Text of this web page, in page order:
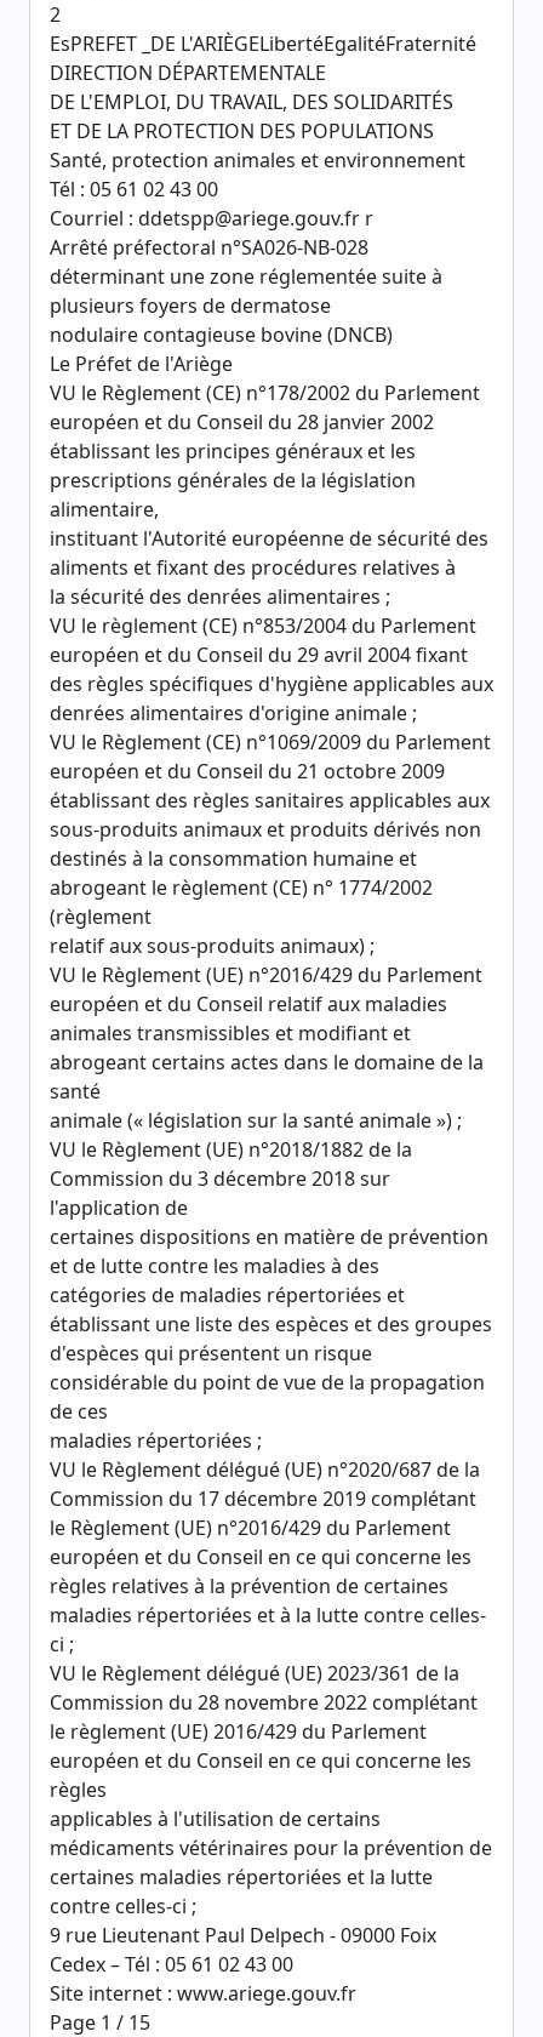
2
EsPREFET _DE L'ARIÈGELibertéEgalitéFraternité
DIRECTION DÉPARTEMENTALE
DE L'EMPLOI, DU TRAVAIL, DES SOLIDARITÉS
ET DE LA PROTECTION DES POPULATIONS
Santé, protection animales et environnement
Tél : 05 61 02 43 00
Courriel : ddetspp@ariege.gouv.fr r
Arrêté préfectoral n°SA026-NB-028
déterminant une zone réglementée suite à
plusieurs foyers de dermatose
nodulaire contagieuse bovine (DNCB)
Le Préfet de l'Ariège
VU le Règlement (CE) n°178/2002 du Parlement
européen et du Conseil du 28 janvier 2002
établissant les principes généraux et les
prescriptions générales de la législation
alimentaire,
instituant l'Autorité européenne de sécurité des
aliments et fixant des procédures relatives à
la sécurité des denrées alimentaires ;
VU le règlement (CE) n°853/2004 du Parlement
européen et du Conseil du 29 avril 2004 fixant
des règles spécifiques d'hygiène applicables aux
denrées alimentaires d'origine animale ;
VU le Règlement (CE) n°1069/2009 du Parlement
européen et du Conseil du 21 octobre 2009
établissant des règles sanitaires applicables aux
sous-produits animaux et produits dérivés non
destinés à la consommation humaine et
abrogeant le règlement (CE) n° 1774/2002
(règlement
relatif aux sous-produits animaux) ;
VU le Règlement (UE) n°2016/429 du Parlement
européen et du Conseil relatif aux maladies
animales transmissibles et modifiant et
abrogeant certains actes dans le domaine de la
santé
animale (« législation sur la santé animale ») ;
VU le Règlement (UE) n°2018/1882 de la
Commission du 3 décembre 2018 sur
l'application de
certaines dispositions en matière de prévention
et de lutte contre les maladies à des
catégories de maladies répertoriées et
établissant une liste des espèces et des groupes
d'espèces qui présentent un risque
considérable du point de vue de la propagation
de ces
maladies répertoriées ;
VU le Règlement délégué (UE) n°2020/687 de la
Commission du 17 décembre 2019 complétant
le Règlement (UE) n°2016/429 du Parlement
européen et du Conseil en ce qui concerne les
règles relatives à la prévention de certaines
maladies répertoriées et à la lutte contre celles-
ci ;
VU le Règlement délégué (UE) 2023/361 de la
Commission du 28 novembre 2022 complétant
le règlement (UE) 2016/429 du Parlement
européen et du Conseil en ce qui concerne les
règles
applicables à l'utilisation de certains
médicaments vétérinaires pour la prévention de
certaines maladies répertoriées et la lutte
contre celles-ci ;
9 rue Lieutenant Paul Delpech - 09000 Foix
Cedex – Tél : 05 61 02 43 00
Site internet : www.ariege.gouv.fr
Page 1 / 15